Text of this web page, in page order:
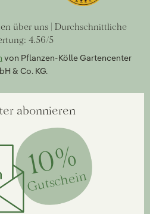
über uns | Durchschnittliche
4.56/5
von Pflanzen-Kölle Gartencenter
& Co. KG.
abonnieren
10%
Gutschein